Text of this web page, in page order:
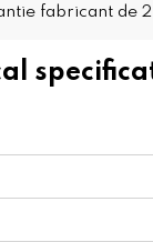
fabricant de 2